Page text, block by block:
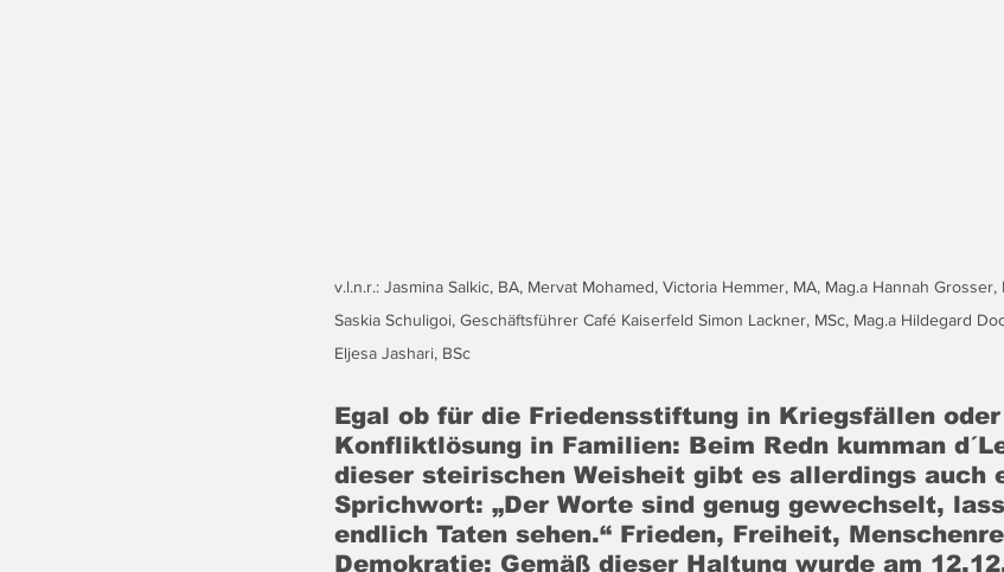
v.l.n.r.: Jasmina Salkic, BA, Mervat Mohamed, Victoria Hemmer, MA, Mag.a Hannah
Saskia Schuligoi, Geschäftsführer Café Kaiserfeld Simon Lackner, MSc, Mag.a Hildegard
Eljesa Jashari, BSc
Egal ob für die Friedensstiftung in Kriegsfällen
Konfliktlösung in Familien: Beim Redn kumman
dieser steirischen Weisheit gibt es allerdings auch
Sprichwort: „Der Worte sind genug gewechselt,
endlich Taten sehen.“ Frieden, Freiheit,
Demokratie: Gemäß dieser Haltung wurde am